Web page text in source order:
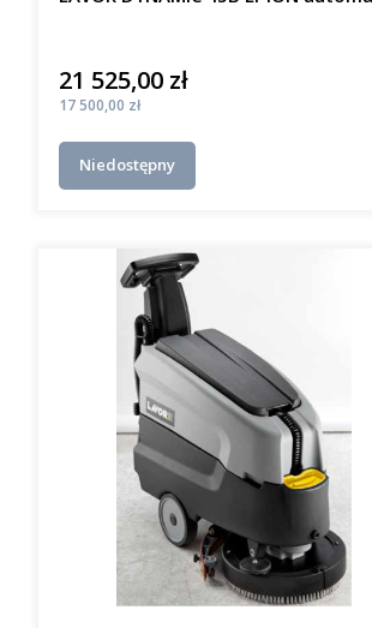
Cena
21 525,00 zł
Cena
17 500,00 zł
Niedostępny